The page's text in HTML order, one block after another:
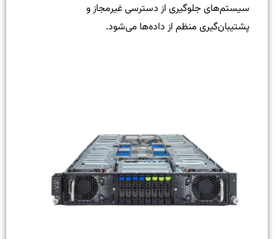
سیستم‌های جلوگیری از دسترسی غیرمجاز و
پشتیبان‌گیری منظم از داده‌ها می‌شود.